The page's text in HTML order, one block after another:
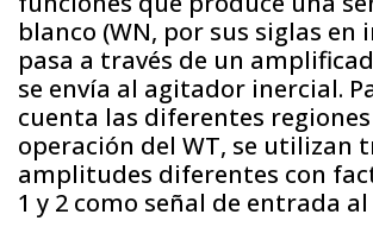
blanco (WN, por sus siglas en
pasa a través de un
se envía al agitador inercial.
cuenta las diferentes
operación del WT, se utilizan
amplitudes diferentes con
1 y 2 como señal de entrada